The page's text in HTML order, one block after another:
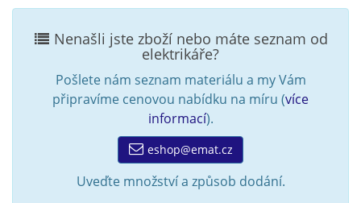
Nenašli jste zboží nebo máte seznam od
elektrikáře?
Pošlete nám seznam materiálu a my Vám
připravíme cenovou nabídku na míru (více
informací).
eshop@emat.cz
Uveďte množství a způsob dodání.